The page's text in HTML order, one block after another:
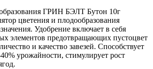
ГРИН БЭЛТ Бутон 10г
цветения и плодообразования
Удобрение включает в себя
элементов предотвращающих пустоцвет
и качество завезей. Способствует
урожайности, стимулирует рост